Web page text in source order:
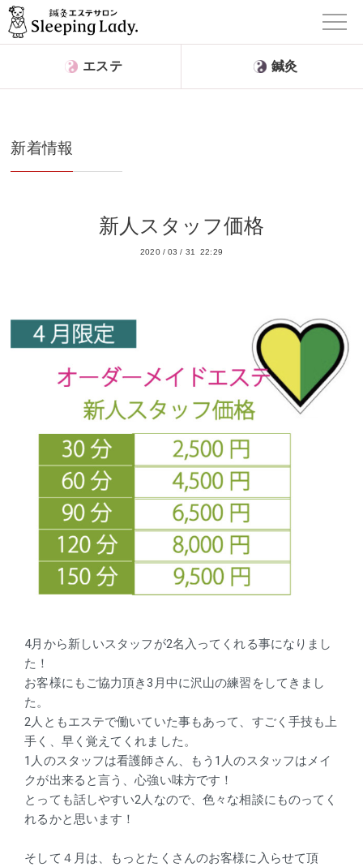
エステ 鍼灸
新着情報
新人スタッフ価格
2020/03 / 31 22:29
4月から新しいスタッフが2名入ってくれる事になりまし
た！
お客様にもご協力頂き3月中に沢山の練習をしてきまし
た。
2人ともエステで働いていた事もあって、すごく手技も上
手く、早く覚えてくれました。
1人のスタッフは看護師さん、もう1人のスタッフはメイ
クが出来ると言う、心強い味方です！
とっても話しやすい2人なので、色々な相談にものってく
れるかと思います！
そして４月は、もっとたくさんのお客様に入らせて頂